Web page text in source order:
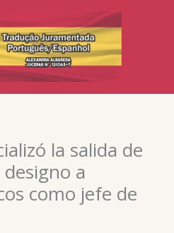
la salida de
a
como jefe de